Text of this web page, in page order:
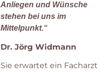
Anliegen und Wünsche
stehen bei uns im
Mittelpunkt.“
Dr. Jörg Widmann
Sie erwartet ein Facharzt